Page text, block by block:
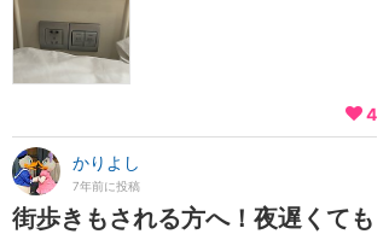
4
かりよし
7年前に投稿
街歩きもされる方へ！夜遅くても